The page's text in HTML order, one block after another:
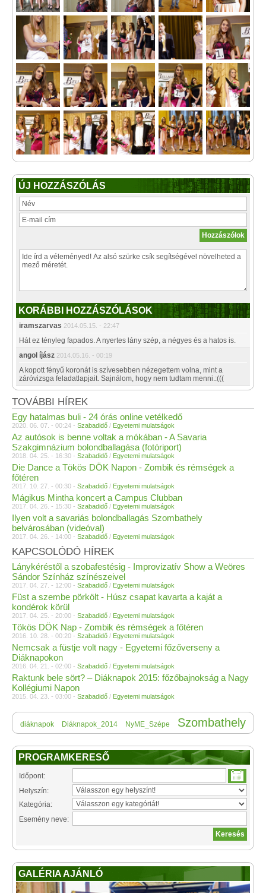
ÚJ HOZZÁSZÓLÁS
KORÁBBI HOZZÁSZÓLÁSOK
iramszarvas 2014.05.15. - 22:47
Hát ez tényleg fapados. A nyertes lány szép, a négyes és a hatos is.
angol íjász 2014.05.16. - 00:19
A kopott fényű koronát is szívesebben nézegettem volna, mint a
záróvizsga feladatlapjait. Sajnálom, hogy nem tudtam menni.:(((
TOVÁBBI HÍREK
Egy hatalmas buli - 24 órás online vetélkedő
2020. 06. 07. - 00:24 - Szabadidő / Egyetemi mulatságok
Az autósok is benne voltak a mókában - A Savaria
Szakgimnázium bolondballagása (fotóriport)
2018. 04. 25. - 16:30 - Szabadidő / Egyetemi mulatságok
Die Dance a Tökös DÖK Napon - Zombik és rémségek a
főtéren
2017. 10. 27. - 00:30 - Szabadidő / Egyetemi mulatságok
Mágikus Mintha koncert a Campus Clubban
2017. 04. 26. - 15:30 - Szabadidő / Egyetemi mulatságok
Ilyen volt a savariás bolondballagás Szombathely
belvárosában (videóval)
2017. 04. 26. - 14:00 - Szabadidő / Egyetemi mulatságok
KAPCSOLÓDÓ HÍREK
Lánykéréstől a szobafestésig - Improvizatív Show a Weöres
Sándor Színház színészeivel
2017. 04. 27. - 12:00 - Szabadidő / Egyetemi mulatságok
Füst a szembe pörkölt - Húsz csapat kavarta a kaját a
kondérok körül
2017. 04. 25. - 20:00 - Szabadidő / Egyetemi mulatságok
Tökös DÖK Nap - Zombik és rémségek a főtéren
2016. 10. 28. - 00:20 - Szabadidő / Egyetemi mulatságok
Nemcsak a füstje volt nagy - Egyetemi főzőverseny a
Diáknapokon
2016. 04. 21. - 02:00 - Szabadidő / Egyetemi mulatságok
Raktunk bele sört? – Diáknapok 2015: főzőbajnokság a Nagy
Kollégiumi Napon
2015. 04. 23. - 03:00 - Szabadidő / Egyetemi mulatságok
diáknapok Diáknapok_2014 NyME_Szépe Szombathely
PROGRAMKERESŐ
Időpont:
Helyszín:
Kategória:
Esemény neve:
GALÉRIA AJÁNLÓ